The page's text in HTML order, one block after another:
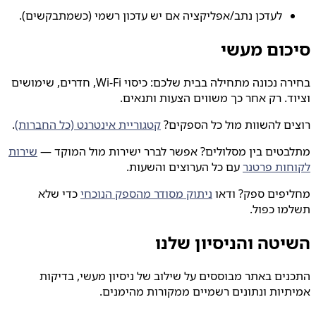
לעדכן נתב/אפליקציה אם יש עדכון רשמי (כשמתבקשים).
סיכום מעשי
בחירה נכונה מתחילה בבית שלכם: כיסוי Wi‑Fi, חדרים, שימושים
וציוד. רק אחר כך משווים הצעות ותנאים.
רוצים להשוות מול כל הספקים?קטגוריית אינטרנט (כל החברות).
מתלבטים בין מסלולים? אפשר לברר ישירות מול המוקד — שירות
לקוחות פרטנרעם כל הערוצים והשעות.
מחליפים ספק? ודאו ניתוק מסודר מהספק הנוכחיכדי שלא
תשלמו כפול.
השיטה והניסיון שלנו
התכנים באתר מבוססים על שילוב של ניסיון מעשי, בדיקות
אמיתיות ונתונים רשמיים ממקורות מהימנים.